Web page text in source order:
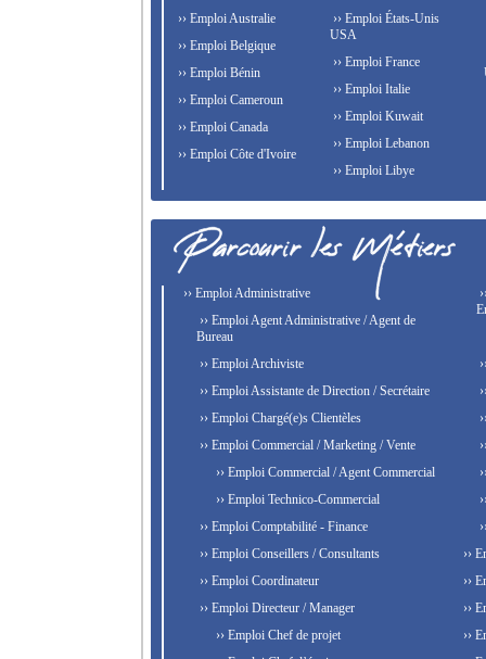
›› Emploi Australie
›› Emploi Belgique
›› Emploi Bénin
›› Emploi Cameroun
›› Emploi Canada
›› Emploi Côte d'Ivoire
›› Emploi États-Unis
USA
›› Emploi France
›› Emploi Italie
›› Emploi Kuwait
›› Emploi Lebanon
›› Emploi Libye
›› Emploi Administrative
›› Emploi Agent Administrative / Agent de
Bureau
›› Emploi Archiviste
›› Emploi Assistante de Direction / Secrétaire
›› Emploi Chargé(e)s Clientèles
›› Emploi Commercial / Marketing / Vente
›› Emploi Commercial / Agent Commercial
›› Emploi Technico-Commercial
›› Emploi Comptabilité - Finance
›› Emploi Conseillers / Consultants
›› Emploi Coordinateur
›› Emploi Directeur / Manager
›› Emploi Chef de projet
››
››
››
››